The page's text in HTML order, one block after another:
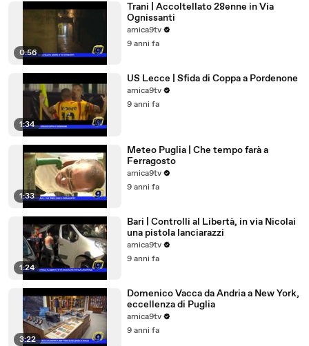
0:56
Trani | Accoltellato 28enne in Via
Ognissanti
amica9tv
9 anni fa
1:34
US Lecce | Sfida di Coppa a Pordenone
amica9tv
9 anni fa
1:33
Meteo Puglia | Che tempo farà a
Ferragosto
amica9tv
9 anni fa
1:24
Bari | Controlli al Libertà, in via Nicolai
una pistola lanciarazzi
amica9tv
9 anni fa
3:22
Domenico Vacca da Andria a New York,
eccellenza di Puglia
amica9tv
9 anni fa